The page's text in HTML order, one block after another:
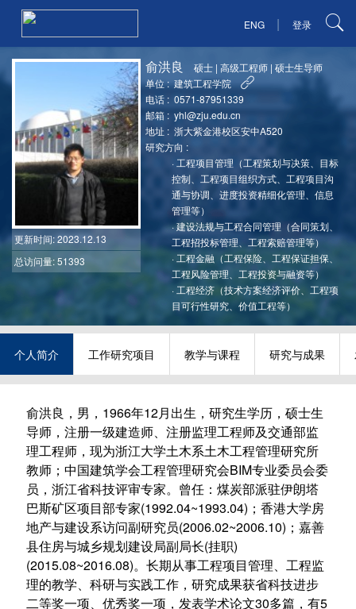
ENG | 登录
更新时间: 2023.12.13
总访问量: 51393
俞洪良 硕士 |高级工程师 |硕士生导师
单位 : 建筑工程学院
电话 : 0571-87951339
邮箱 : yhl@zju.edu.cn
地址 : 浙大紫金港校区安中A520
研究方向 :
· 工程项目管理（工程策划与决策、目标
控制、工程项目组织方式、工程项目沟
通与协调、进度投资精细化管理、信息
管理等）
·建设法规与工程合同管理（合同策划、
工程招投标管理、工程索赔管理等）
· 工程金融（工程保险、工程保证担保、
工程风险管理、工程投资与融资等）
· 工程经济（技术方案经济评价、工程项
目可行性研究、价值工程等）
个人简介 工作研究项目 教学与课程 研究与成果
俞洪良，男，1966年12月出生，研究生学历，硕士生
导师，注册一级建造师、注册监理工程师及交通部监
理工程师，现为浙江大学土木系土木工程管理研究所
教师；中国建筑学会工程管理研究会BIM专业委员会委
员，浙江省科技评审专家。 曾任：煤炭部派驻伊朗塔
巴斯矿区项目部专家(1992.04~1993.04)；香港大学房
地产与建设系访问副研究员(2006.02~2006.10)；嘉善
县住房与城乡规划建设局副局长(挂职)
(2015.08~2016.08)。长期从事工程项目管理、工程监
理的教学、科研与实践工作，研究成果获省科技进步
二等奖一项、优秀奖一项，发表学术论文30多篇，有5